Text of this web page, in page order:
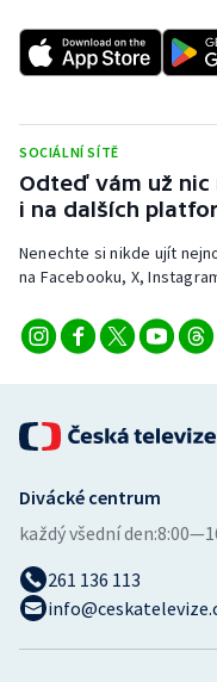
Triatlon
Vodní slalom
Volejbal
Ostatní
SOCIÁLNÍ SÍTĚ
Odteď vám už nic
i na dalších
Nenechte si nikde ujít
na Facebooku, X,
Divácké centrum
každý všední den:
261 136 113